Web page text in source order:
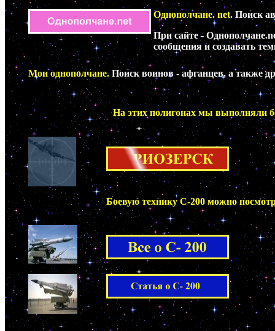
Однополчане. net. Поиск
При сайте -
сообщения и создавать
Мои однополчане. Поисквоинов - афганцев, а также
ск
На этих полигонах мы выполняли
Боевую технику С-200 можно